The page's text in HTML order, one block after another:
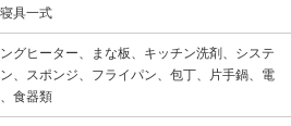
具一式
グヒーター、まな板、キッチン洗剤、システ
、スポンジ、フライパン、包丁、片手鍋、電
食器類